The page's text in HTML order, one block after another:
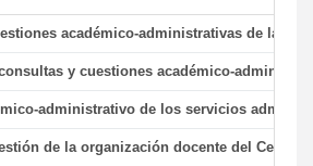
académico-administrativas de la
y cuestiones académico-
administrativo de los servicios
de la organización docente del Centro